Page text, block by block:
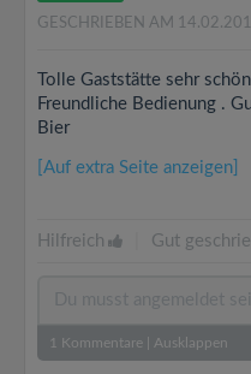
GESCHRIEBEN AM
Tolle Gaststätte sehr
Freundliche Bedienung .
Bier
[Auf extra Seite anzeigen]
Hilfreich Gut
1 Kommentare Ausklappen